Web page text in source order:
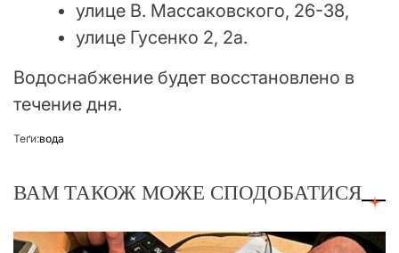
улице В. Массаковского, 26-38,
улице Гусенко 2, 2а.
Водоснабжение будет восстановлено в
течение дня.
Теґи:вода
ВАМ ТАКОЖ МОЖЕ СПОДОБАТИСЯ